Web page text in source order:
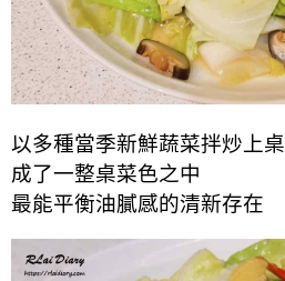
以多種當季新鮮蔬菜拌炒上桌
成了一整桌菜色之中
最能平衡油膩感的清新存在